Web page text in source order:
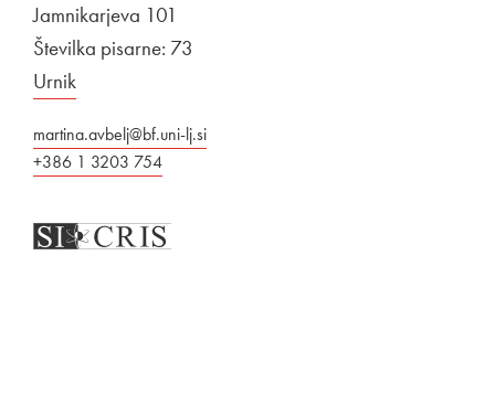
Jamnikarjeva 101
Številka pisarne: 73
Urnik
martina.avbelj@bf.uni-lj.si
+386 1 3203 754